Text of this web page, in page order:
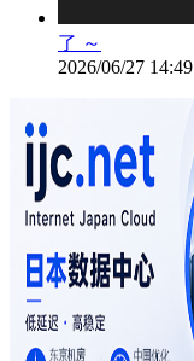
了 ～
2026/06/27 14:49